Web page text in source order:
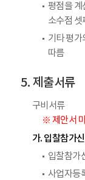
평점을 계
소수점 셋
기타 평가
따름
제출서류
구비서류
※ 제안서
가. 입찰참가
입찰참가
사업자등